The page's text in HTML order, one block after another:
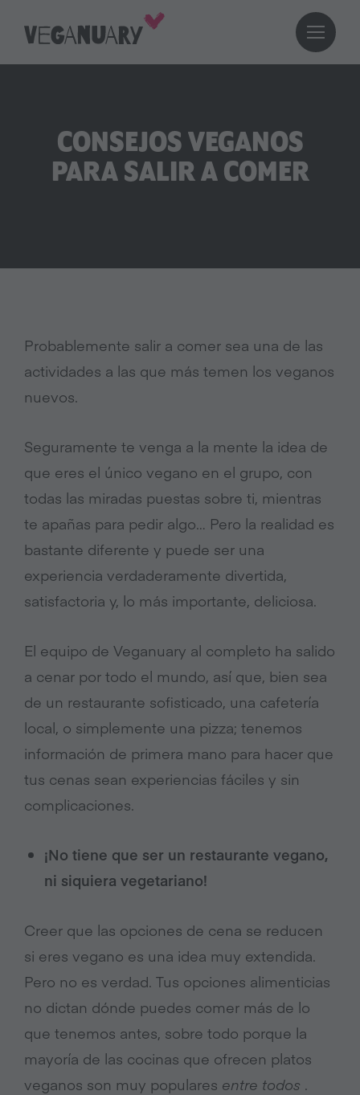
CONSEJOS VEGANOS
PARA SALIR A COMER
Probablemente salir a comer sea una de las
actividades a las que más temen los veganos
nuevos.
Seguramente te venga a la mente la idea de
que eres el único vegano en el grupo, con
todas las miradas puestas sobre ti, mientras
te apañas para pedir algo… Pero la realidad es
bastante diferente y puede ser una
experiencia verdaderamente divertida,
satisfactoria y, lo más importante, deliciosa.
El equipo de Veganuary al completo ha salido
a cenar por todo el mundo, así que, bien sea
de un restaurante sofisticado, una cafetería
local, o simplemente una pizza; tenemos
información de primera mano para hacer que
tus cenas sean experiencias fáciles y sin
complicaciones.
¡No tiene que ser un restaurante vegano,
ni siquiera vegetariano!
Creer que las opciones de cena se reducen
si eres vegano es una idea muy extendida.
Pero no es verdad. Tus opciones alimenticias
no dictan dónde puedes comer más de lo
que tenemos antes, sobre todo porque la
mayoría de las cocinas que ofrecen platos
veganos son muy populares entre todos .